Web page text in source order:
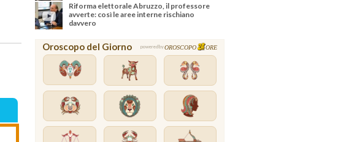
Riforma elettorale Abruzzo, il professore
avverte: così le aree interne rischiano
davvero
Oroscopo del Giorno powered byOROSCOPO ORE